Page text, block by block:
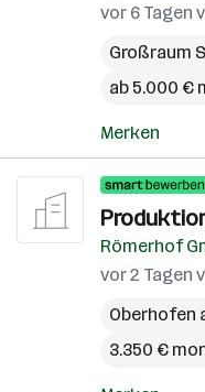
vor 6
Großraum
ab 5.000 €
Merken
Römerhof
vor 2
Oberhofen
3.350 €